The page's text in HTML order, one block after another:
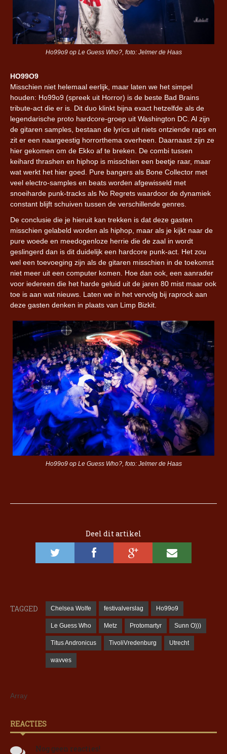
Ho99o9 op Le Guess Who?, foto: Jelmer de Haas
HO99O9
Misschien niet helemaal eerlijk, maar laten we het simpel
houden: Ho99o9 (spreek uit Horror) is de beste Bad Brains
tribute-act die er is. Dit duo klinkt bijna exact hetzelfde als de
legendarische proto hardcore-groep uit Washington DC. Al zijn
de gitaren samples, bestaan de lyrics uit niets ontziende raps en
zit er een naargeestig horrorthema overheen. Daarnaast zijn ze
hier gekomen om de Ekko af te breken. De combi tussen
keihard thrashen en hiphop is misschien een beetje raar, maar
wat werkt het hier goed. Pure bangers als Bone Collector met
veel electro-samples en beats worden afgewisseld met
snoeiharde punk-tracks als No Regrets waardoor de dynamiek
constant blijft schuiven tussen de verschillende genres.
De conclusie die je hieruit kan trekken is dat deze gasten
misschien gelabeld worden als hiphop, maar als je kijkt naar de
pure woede en meedogenloze herrie die de zaal in wordt
geslingerd dan is dit duidelijk een hardcore punk-act. Het zou
wel een toevoeging zijn als de gitaren misschien in de toekomst
niet meer uit een computer komen. Hoe dan ook, een aanrader
voor iedereen die het harde geluid uit de jaren 80 mist maar ook
toe is aan wat nieuws. Laten we in het vervolg bij raprock aan
deze gasten denken in plaats van Limp Bizkit.
Ho99o9 op Le Guess Who?, foto: Jelmer de Haas
Deel dit artikel
TAGGED Chelsea Wolfe festivalverslag Ho99o9
Le Guess Who Metz Protomartyr Sunn O)))
Titus Andronicus TivoliVredenburg Utrecht
wavves
Array
REACTIES
Nog geen reacties!